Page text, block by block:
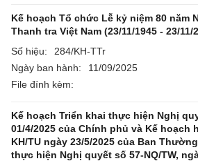
Kế hoạch Tổ chức Lễ kỷ niệm 80 năm
Thanh tra Việt Nam (23/11/1945 - 23/11/
Số hiệu:
284/KH-TTr
Ngày ban hành:
11/09/2025
File đính kèm:
Kế hoạch Triển khai thực hiện Nghị
01/4/2025 của Chính phủ và Kế hoạch
KH/TU ngày 23/5/2025 của Ban
thực hiện Nghị quyết số 57-NQ/TW,